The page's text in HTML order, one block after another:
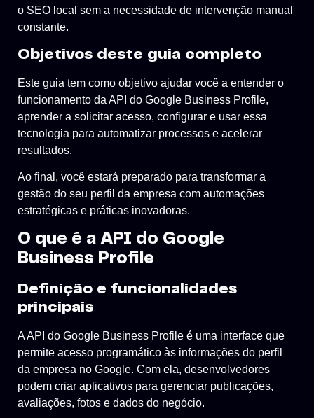
o SEO local sem a necessidade de intervenção manual
constante.
Objetivos deste guia completo
Este guia tem como objetivo ajudar você a entender o
funcionamento da API do Google Business Profile,
aprender a solicitar acesso, configurar e usar essa
tecnologia para automatizar processos e acelerar
resultados.
Ao final, você estará preparado para transformar a
gestão do seu perfil da empresa com automações
estratégicas e práticas inovadoras.
O que é a API do Google
Business Profile
Definição e funcionalidades
principais
A API do Google Business Profile é uma interface que
permite acesso programático às informações do perfil
da empresa no Google. Com ela, desenvolvedores
podem criar aplicativos para gerenciar publicações,
avaliações, fotos e dados do negócio.